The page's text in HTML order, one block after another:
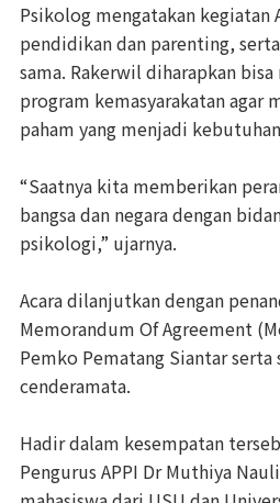
Psikolog mengatakan kegiatan
pendidikan dan parenting,
sama. Rakerwil diharapkan
program kemasyarakatan agar
paham yang menjadi
“Saatnya kita memberikan
bangsa dan negara dengan
psikologi,” ujarnya.
Acara dilanjutkan dengan
Memorandum Of Agreement
Pemko Pematang Siantar
cenderamata.
Hadir dalam kesempatan
Pengurus APPI Dr Muthiya